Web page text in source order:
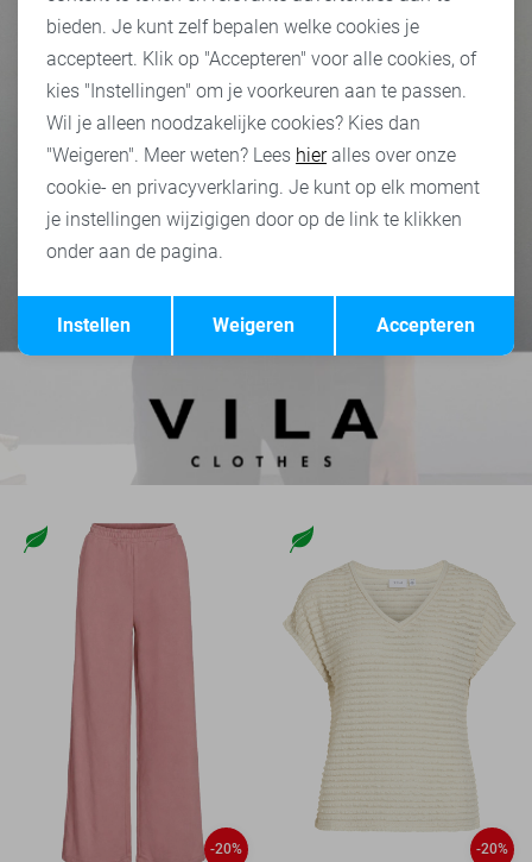
-20% -20%
Terug Opslaan
bieden. Je kunt zelf bepalen welke cookies je
accepteert. Klik op "Accepteren" voor alle cookies, of
kies "Instellingen" om je voorkeuren aan te passen.
Wil je alleen noodzakelijke cookies? Kies dan
"Weigeren". Meer weten? Lees hieralles over onze
cookie- en privacyverklaring. Je kunt op elk moment
je instellingen wijzigigen door op de link te klikken
onder aan de pagina.
Accepteren
Weigeren
Instellen